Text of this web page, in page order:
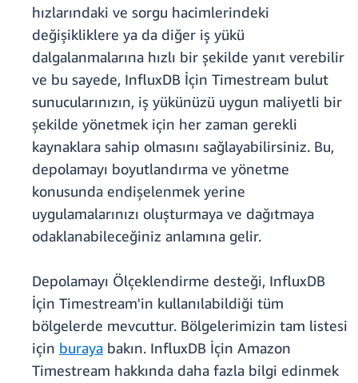
hızlarındaki ve sorgu hacimlerindeki
değişikliklere ya da diğer iş yükü
dalgalanmalarına hızlı bir şekilde yanıt verebilir
ve bu sayede, InfluxDB İçin Timestream bulut
sunucularınızın, iş yükünüzü uygun maliyetli bir
şekilde yönetmek için her zaman gerekli
kaynaklara sahip olmasını sağlayabilirsiniz. Bu,
depolamayı boyutlandırma ve yönetme
konusunda endişelenmek yerine
uygulamalarınızı oluşturmaya ve dağıtmaya
odaklanabileceğiniz anlamına gelir.
Depolamayı Ölçeklendirme desteği, InfluxDB
İçin Timestream'in kullanılabildiği tüm
bölgelerde mevcuttur. Bölgelerimizin tam listesi
için buraya bakın. InfluxDB İçin Amazon
Timestream hakkında daha fazla bilgi edinmek